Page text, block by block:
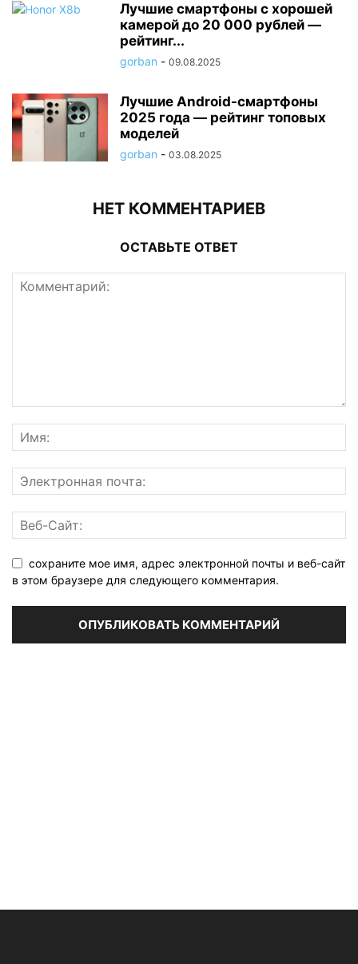
Лучшие смартфоны с хорошей
камерой до 20 000 рублей —
рейтинг...
gorban - 09.08.2025
Лучшие Android-смартфоны
2025 года — рейтинг топовых
моделей
gorban - 03.08.2025
НЕТ КОММЕНТАРИЕВ
ОСТАВЬТЕ ОТВЕТ
сохраните мое имя, адрес электронной почты и веб-сайт
в этом браузере для следующего комментария.